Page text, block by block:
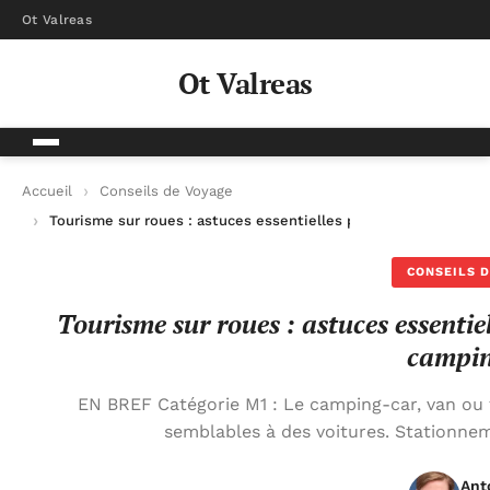
Ot Valreas
Ot Valreas
Accueil
Conseils de Voyage
Tourisme sur roues : astuces essentielles pour bien conduire
CONSEILS
Tourisme sur roues : astuces
EN BREF Catégorie M1 : Le camping-car, van
semblables à des voitures.